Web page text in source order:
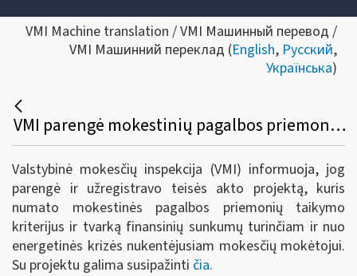
VMI Machine translation / VMI Машинный перевод /
VMI Машинний переклад (English, Русский,
Українська)
VMI parengė mokestinių pagalbos priemonių taikymo taisyklių projektą
Valstybinė mokesčių inspekcija (VMI) informuoja, jog
parengė ir užregistravo teisės akto projektą, kuris
numato mokestinės pagalbos priemonių taikymo
kriterijus ir tvarką finansinių sunkumų turinčiam ir nuo
energetinės krizės nukentėjusiam mokesčių mokėtojui.
Su projektu galima susipažinti čia.